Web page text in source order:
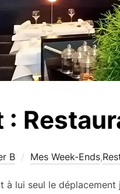
B Mes Week-Ends,
à lui seul le